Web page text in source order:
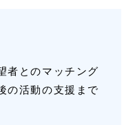
者とのマッチング
の活動の支援まで